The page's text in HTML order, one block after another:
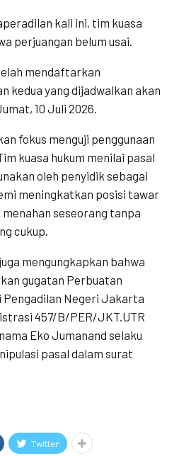
kali ini, tim kuasa
perjuangan belum usai.
mendaftarkan
kedua yang dijadwalkan akan
10 Juli 2026.
fokus menguji penggunaan
kuasa hukum menilai pasal
oleh penyidik sebagai
meningkatkan posisi tawar
seseorang tanpa
cukup.
mengungkapkan bahwa
gugatan Perbuatan
Pengadilan Negeri Jakarta
457/B/PER/JKT.UTR
Eko Jumanand selaku
pasal dalam surat
Twitter